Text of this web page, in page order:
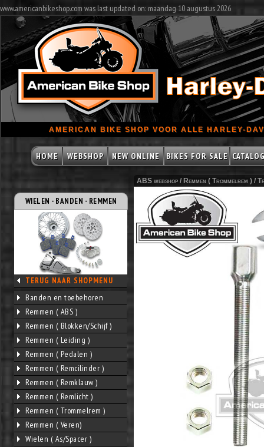
www.americanbikeshop.com was last updated on: maandag 10 augustus 2026
AMERICAN BIKE SHOP VOOR ALLE HARLEY-
HOME WEBSHOP NEW ONLINE BIKES FOR SALE
WIELEN - BANDEN - REMMEN
TERUG NAAR SHOPMENU
Banden en toebehoren
Remmen ( ABS )
Remmen ( Blokken/Schijf )
Remmen ( Leiding )
Remmen ( Pedalen )
Remmen ( Remcilinder )
Remmen ( Remklauw )
Remmen ( Remlicht )
Remmen ( Trommelrem )
Remmen ( Veren)
Wielen ( As/Spacer )
ABS webshop / Remmen ( Trommelrem ) /